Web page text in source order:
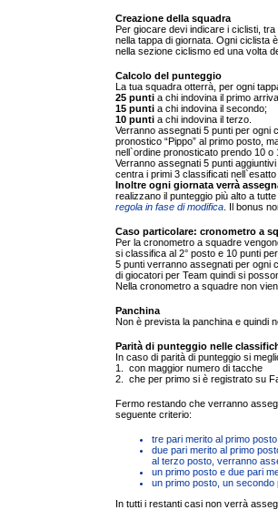
Creazione della squadra
Per giocare devi indicare i ciclisti,
nella tappa di giornata. Ogni ciclista
nella sezione ciclismo ed una volta
Calcolo del punteggio
La tua squadra otterrà, per ogni
25 punti a chi indovina il primo
15 punti a chi indovina il secondo;
10 punti a chi indovina il terzo.
Verranno assegnati 5 punti per ogni
pronostico “Pippo” al primo posto,
nell`ordine pronosticato prendo 10 o
Verranno assegnati 5 punti
centra i primi 3 classificati nell`esatto
Inoltre ogni giornata verrà
realizzano il punteggio più alto a
regola in fase di modifica . Il bonus
Caso particolare: cronometro a
Per la cronometro a squadre
si classifica al 2° posto e 10 punti
5 punti verranno assegnati per ogni
di giocatori per Team quindi si
Nella cronometro a squadre non
Panchina
Non è prevista la panchina e quindi
Parità di punteggio nelle
In caso di parità di punteggio si
1. con maggior numero di tacche
2. che per primo si è registrato su
Fermo restando che verranno
seguente criterio:
tre pari merito al primo
due pari merito al primo
al terzo posto, verranno
un primo posto e due pari
un primo posto, un secondo
In tutti i restanti casi non verrà